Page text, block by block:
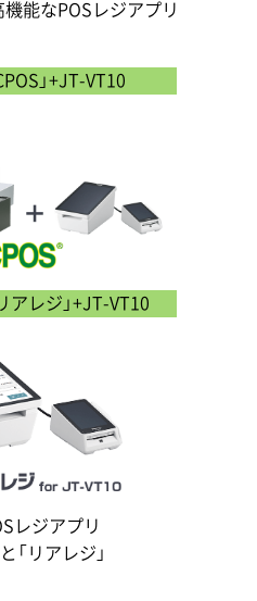
能なPOSレジアプリ
」+JT-VT10
アレジ」+JT-VT10
レジアプリ
「リアレジ」